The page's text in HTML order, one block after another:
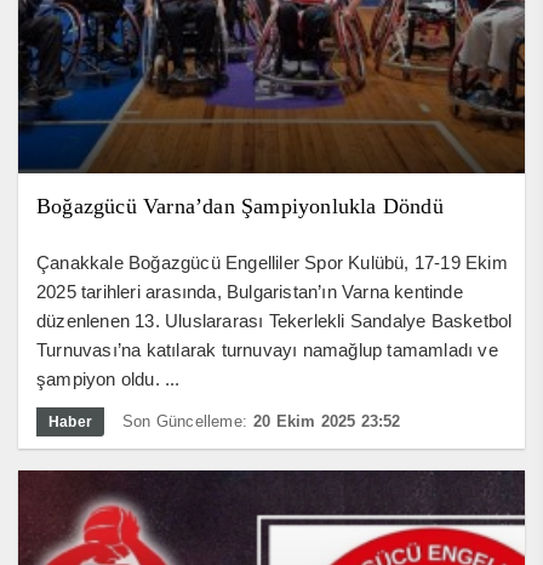
Boğazgücü Varna’dan Şampiyonlukla Döndü
Çanakkale Boğazgücü Engelliler Spor Kulübü, 17-19 Ekim
2025 tarihleri arasında, Bulgaristan’ın Varna kentinde
düzenlenen 13. Uluslararası Tekerlekli Sandalye Basketbol
Turnuvası’na katılarak turnuvayı namağlup tamamladı ve
şampiyon oldu. ...
Haber Son Güncelleme: 20 Ekim 2025 23:52